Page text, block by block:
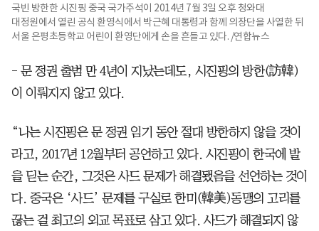
국빈 방한한 시진핑 중국 국가주석이 2014년 7월 3일 오후 청와대
대정원에서 열린 공식 환영식에서 박근혜 대통령과 함께 의장단을 사열한 뒤
서울 은평초등학교 어린이 환영단에게 손을 흔들고 있다. /연합뉴스
- 문 정권 출범 만 4년이 지났는데도, 시진핑의 방한(訪韓)
이 이뤄지지 않고 있다.
“나는 시진핑은 문 정권 임기 동안 절대 방한하지 않을 것이
라고, 2017년 12월부터 공언하고 있다. 시진핑이 한국에 발
을 딛는 순간, 그것은 사드 문제가 해결됐음을 선언하는 것이
다. 중국은 ‘사드’ 문제를 구실로 한미(韓美)동맹의 고리를
끊는 걸 최고의 외교 목표로 삼고 있다. 사드가 해결되지 않